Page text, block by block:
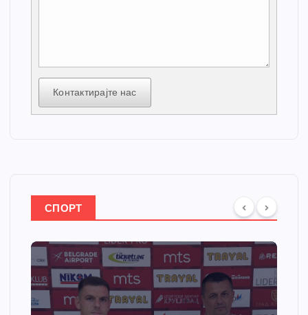
Контактирајте нас
СПОРТ